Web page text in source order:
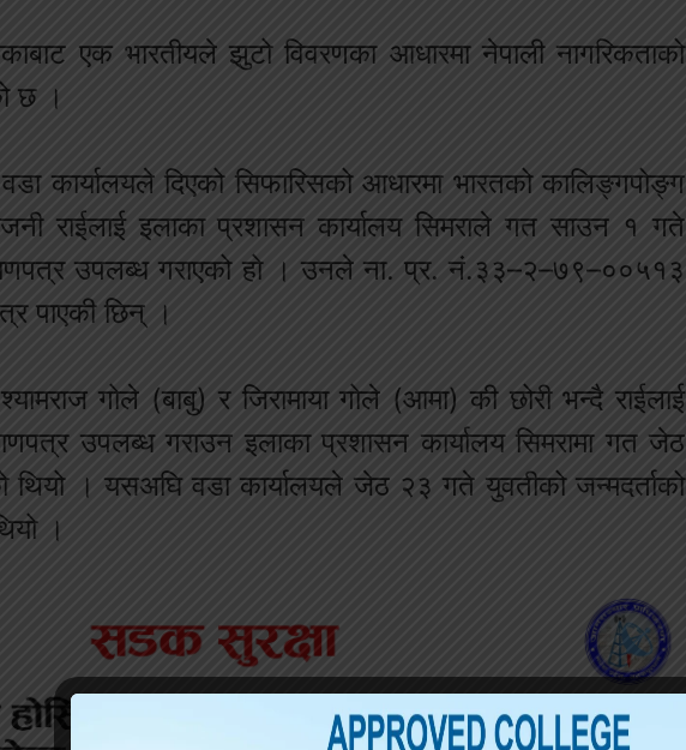
एक भारतीयले झुटो विवरणका आधारमा नेपाली नागरिकताको
छ ।
कार्यालयले दिएको सिफारिसको आधारमा भारतको कालिङ्गपोङ्ग
राईलाई इलाका प्रशासन कार्यालय सिमराले गत साउन १ गते
उपलब्ध गराएको हो । उनले ना. प्र. नं.३३–२–७९–००५१३
पाएकी छिन् ।
गोले (बाबु) र जिरामाया गोले (आमा) की छोरी भन्दै राईलाई
उपलब्ध गराउन इलाका प्रशासन कार्यालय सिमरामा गत जेठ
थियो । यसअघि वडा कार्यालयले जेठ २३ गते युवतीको जन्मदर्ताको
।